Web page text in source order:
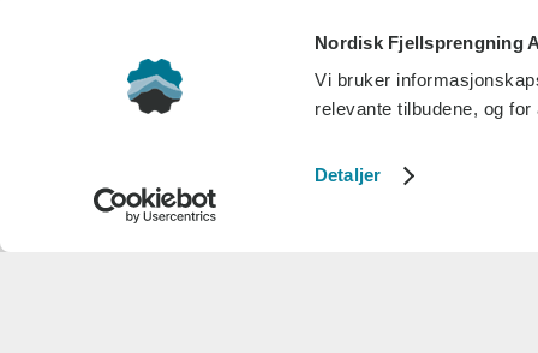
Nordisk Fjellsprengning
Vi bruker
relevante tilbudene, og
Detaljer